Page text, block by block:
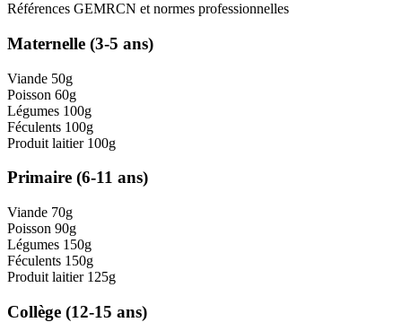
Références GEMRCN et normes professionnelles
Maternelle (3-5 ans)
Viande 50g
Poisson 60g
Légumes 100g
Féculents 100g
Produit laitier 100g
Primaire (6-11 ans)
Viande 70g
Poisson 90g
Légumes 150g
Féculents 150g
Produit laitier 125g
Collège (12-15 ans)